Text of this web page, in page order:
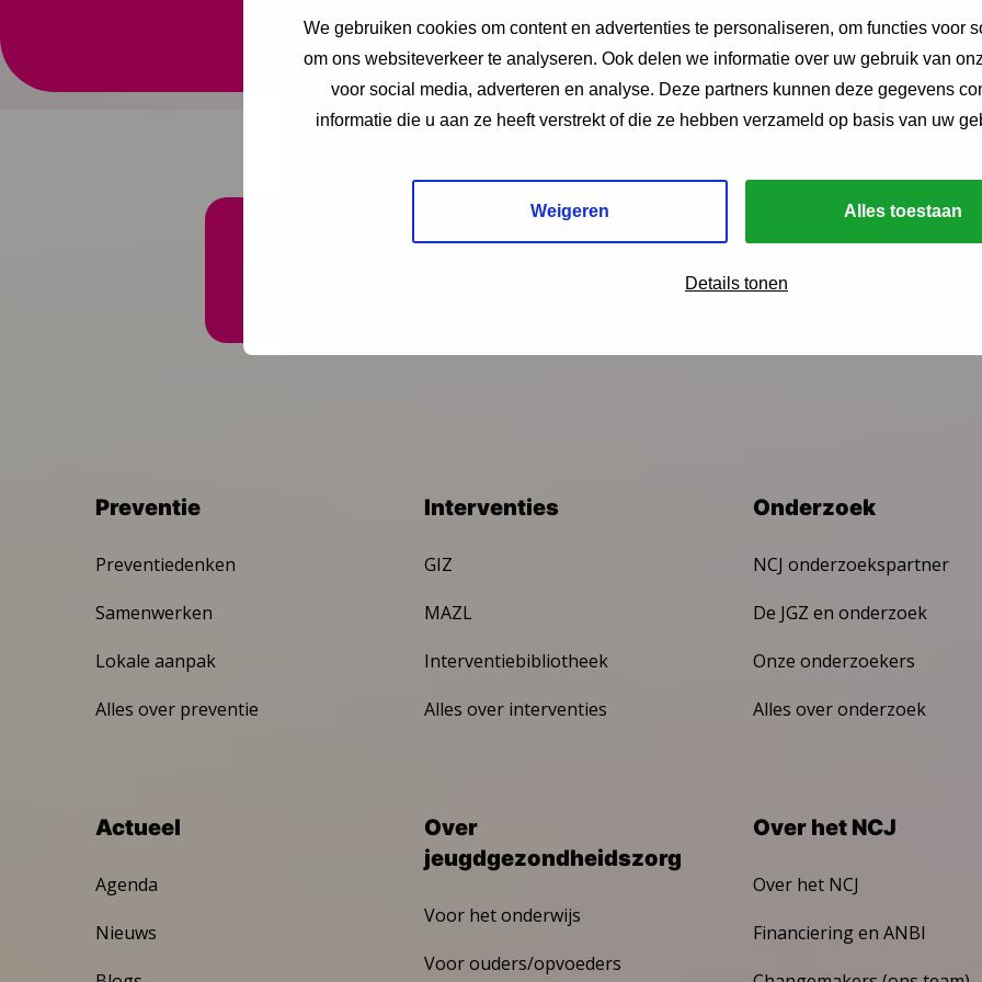
We gebruiken cookies om content en advertenties te personaliseren, om functies voor
om ons websiteverkeer te analyseren. Ook delen we informatie over uw gebruik van
voor social media, adverteren en analyse. Deze partners kunnen deze gegevens
informatie die u aan ze heeft verstrekt of die ze hebben verzameld op basis van uw
Weigeren Alles toestaan
Details tonen
Vooral in kwetsbare wijken en gebieden staat de leefbaarheid onder druk. Dat
grotere gezondheidsverschillen in de samenleving.
Preventie
Preventiedenken
Samenwerken
Lokale aanpak
Alles over preventie
Interventies
GIZ
MAZL
Interventiebibliotheek
Alles over interventies
Onderzoek
NCJ onderzoekspartner
De JGZ en onderzoek
Onze onderzoekers
Alles over onderzoek
Actueel
Agenda
Nieuws
Over
jeugdgezondheidszorg
Voor het onderwijs
Voor ouders/opvoeders
Over het NCJ
Over het NCJ
Financiering en ANBI